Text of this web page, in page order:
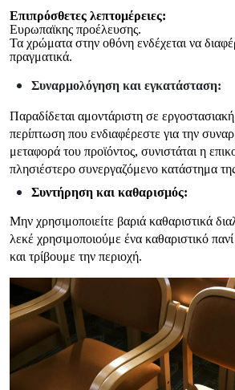
Επιπρόσθετες λεπτομέρειες:
Ευρωπαϊκης προέλευσης.
Τα χρώματα στην οθόνη ενδέχεται να
πραγματικά.
Συναρμολόγηση και εγκατάσταση:
Παραδίδεται αμοντάριστη σε
περίπτωση που ενδιαφέρεστε για την
μεταφορά του προϊόντος, συνιστάται η
πλησιέστερο συνεργαζόμενο κατάστημα
Συντήρηση και καθαρισμός:
Μην χρησιμοποιείτε βαριά καθαριστικά
λεκέ χρησιμοποιούμε ένα καθαριστικό
και τρίβουμε την περιοχή.